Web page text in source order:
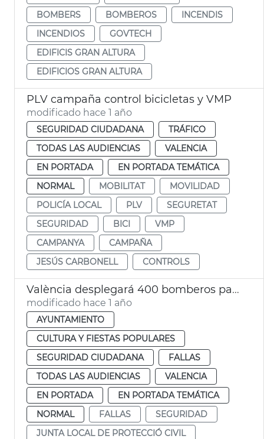
BOMBERS
BOMBEROS
INCENDIS
INCENDIOS
GOVTECH
EDIFICIS GRAN ALTURA
EDIFICIOS GRAN ALTURA
PLV campaña control bicicletas y VMP
modificado hace 1 año
SEGURIDAD CIUDADANA
TRÁFICO
TODAS LAS AUDIENCIAS
VALENCIA
EN PORTADA
EN PORTADA TEMÁTICA
NORMAL
MOBILITAT
MOVILIDAD
POLICÍA LOCAL
PLV
SEGURETAT
SEGURIDAD
BICI
VMP
CAMPANYA
CAMPAÑA
JESÚS CARBONELL
CONTROLS
València desplegará 400 bomberos para la Cremà
modificado hace 1 año
AYUNTAMIENTO
CULTURA Y FIESTAS POPULARES
SEGURIDAD CIUDADANA
FALLAS
TODAS LAS AUDIENCIAS
VALENCIA
EN PORTADA
EN PORTADA TEMÁTICA
NORMAL
FALLAS
SEGURIDAD
JUNTA LOCAL DE PROTECCIÓ CIVIL